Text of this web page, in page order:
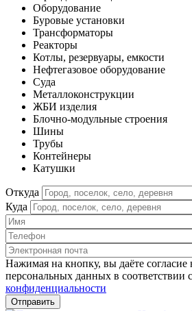
Оборудование
Буровые установки
Трансформаторы
Реакторы
Котлы, резервуары, емкости
Нефтегазовое оборудование
Cуда
Металлоконструкции
ЖБИ изделия
Блочно-модульные строения
Шины
Трубы
Контейнеры
Катушки
Откуда
Куда
Нажимая на кнопку, вы даёте согласие
персональных данных в соответствии c
конфиденциальности